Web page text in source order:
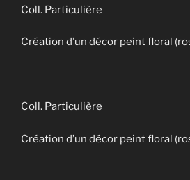
Coll. Particulière
Création d’un décor peint floral
Coll. Particulière
Création d’un décor peint floral